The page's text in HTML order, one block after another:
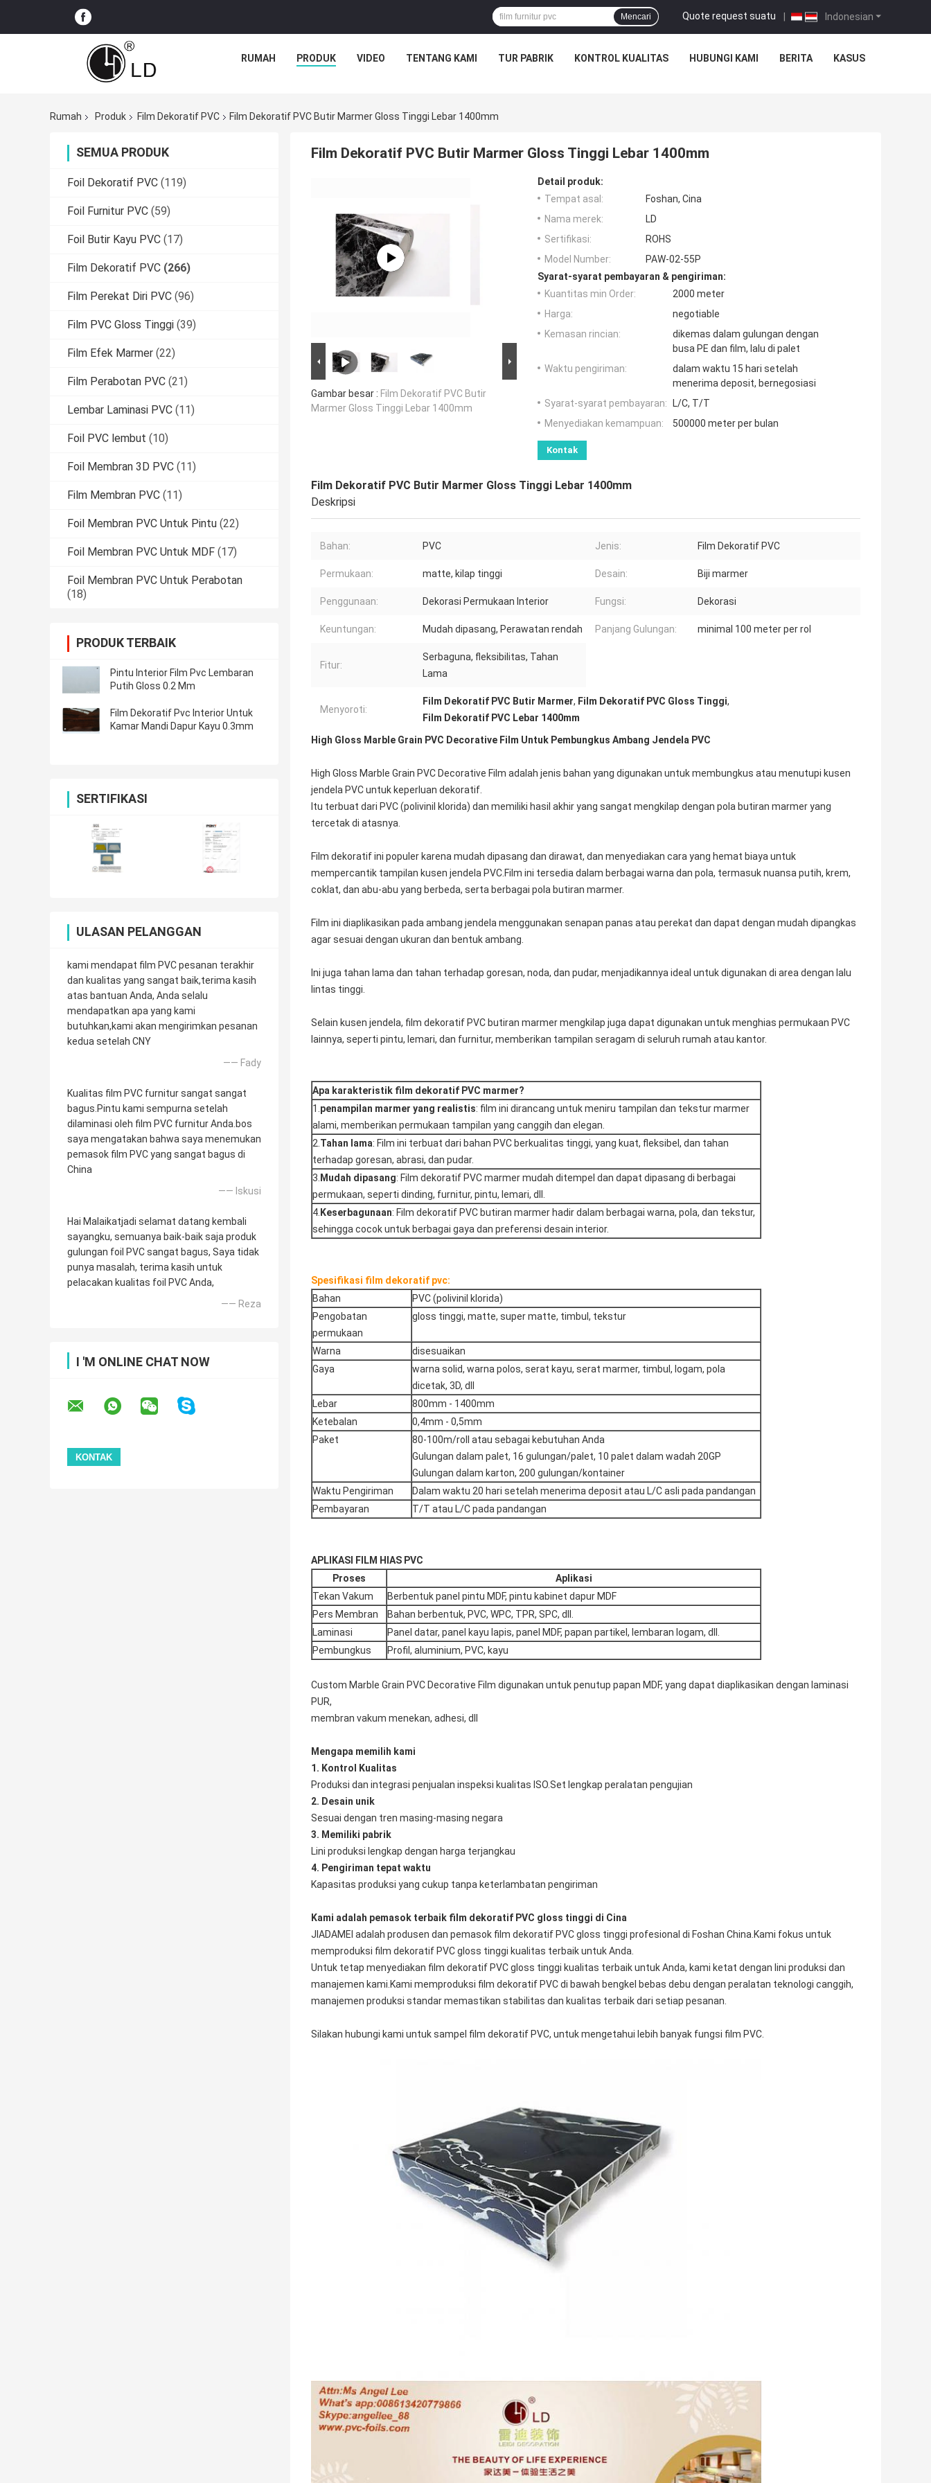
Indonesian
Quote request suatu |
Mencari
RUMAH PRODUK VIDEO TENTANG KAMI TUR PABRIK KONTROL KUALITAS HUBUNGI KAMI BERITA KASUS
Rumah Produk Film Dekoratif PVC Film Dekoratif PVC Butir Marmer Gloss Tinggi Lebar 1400mm
SEMUA PRODUK
Foil Dekoratif PVC (119)
Foil Furnitur PVC (59)
Foil Butir Kayu PVC (17)
Film Dekoratif PVC (266)
Film Perekat Diri PVC (96)
Film PVC Gloss Tinggi (39)
Film Efek Marmer (22)
Film Perabotan PVC (21)
Lembar Laminasi PVC (11)
Foil PVC lembut (10)
Foil Membran 3D PVC (11)
Film Membran PVC (11)
Foil Membran PVC Untuk Pintu (22)
Foil Membran PVC Untuk MDF (17)
Foil Membran PVC Untuk Perabotan
(18)
PRODUK TERBAIK
Pintu Interior Film Pvc Lembaran
Putih Gloss 0.2 Mm
Film Dekoratif Pvc Interior Untuk
Kamar Mandi Dapur Kayu 0.3mm
SERTIFIKASI
ULASAN PELANGGAN
kami mendapat film PVC pesanan terakhir
dan kualitas yang sangat baik,terima kasih
atas bantuan Anda, Anda selalu
mendapatkan apa yang kami
butuhkan,kami akan mengirimkan pesanan
kedua setelah CNY
—— Fady
Kualitas film PVC furnitur sangat sangat
bagus.Pintu kami sempurna setelah
dilaminasi oleh film PVC furnitur Anda.bos
saya mengatakan bahwa saya menemukan
pemasok film PVC yang sangat bagus di
China
—— Iskusi
Hai Malaikatjadi selamat datang kembali
sayangku, semuanya baik-baik saja produk
gulungan foil PVC sangat bagus, Saya tidak
punya masalah, terima kasih untuk
pelacakan kualitas foil PVC Anda,
—— Reza
I 'M ONLINE CHAT NOW
Film Dekoratif PVC Butir Marmer Gloss Tinggi Lebar 1400mm
Gambar besar : Film Dekoratif PVC Butir
Marmer Gloss Tinggi Lebar 1400mm
Detail produk:
Tempat asal:
Foshan, Cina
Nama merek:
LD
Sertifikasi:
ROHS
Model Number:
PAW-02-55P
Syarat-syarat pembayaran & pengiriman:
Kuantitas min Order:
2000 meter
Harga:
negotiable
Kemasan rincian:
dikemas dalam gulungan dengan
busa PE dan film, lalu di palet
Waktu pengiriman:
dalam waktu 15 hari setelah
menerima deposit, bernegosiasi
Syarat-syarat pembayaran:
L/C, T/T
Menyediakan kemampuan:
500000 meter per bulan
Kontak
Film Dekoratif PVC Butir Marmer Gloss Tinggi Lebar 1400mm
Deskripsi
Bahan: PVC Jenis: Film Dekoratif PVC
Permukaan: matte, kilap tinggi Desain: Biji marmer
Penggunaan: Dekorasi Permukaan Interior Fungsi: Dekorasi
Keuntungan: Mudah dipasang, Perawatan rendah Panjang Gulungan: minimal 100 meter per rol
Fitur:
Serbaguna, fleksibilitas, Tahan
Lama
Menyoroti:
Film Dekoratif PVC Butir Marmer, Film Dekoratif PVC Gloss Tinggi,
Film Dekoratif PVC Lebar 1400mm
High Gloss Marble Grain PVC Decorative Film Untuk Pembungkus Ambang Jendela PVC
High Gloss Marble Grain PVC Decorative Film adalah jenis bahan yang digunakan untuk membungkus atau menutupi kusen
jendela PVC untuk keperluan dekoratif.
Itu terbuat dari PVC (polivinil klorida) dan memiliki hasil akhir yang sangat mengkilap dengan pola butiran marmer yang
tercetak di atasnya.
Film dekoratif ini populer karena mudah dipasang dan dirawat, dan menyediakan cara yang hemat biaya untuk
mempercantik tampilan kusen jendela PVC.Film ini tersedia dalam berbagai warna dan pola, termasuk nuansa putih, krem,
coklat, dan abu-abu yang berbeda, serta berbagai pola butiran marmer.
Film ini diaplikasikan pada ambang jendela menggunakan senapan panas atau perekat dan dapat dengan mudah dipangkas
agar sesuai dengan ukuran dan bentuk ambang.
Ini juga tahan lama dan tahan terhadap goresan, noda, dan pudar, menjadikannya ideal untuk digunakan di area dengan lalu
lintas tinggi.
Selain kusen jendela, film dekoratif PVC butiran marmer mengkilap juga dapat digunakan untuk menghias permukaan PVC
lainnya, seperti pintu, lemari, dan furnitur, memberikan tampilan seragam di seluruh rumah atau kantor.
Apa karakteristik film dekoratif PVC marmer?
1.penampilan marmer yang realistis: film ini dirancang untuk meniru tampilan dan tekstur marmer
alami, memberikan permukaan tampilan yang canggih dan elegan.
2.Tahan lama: Film ini terbuat dari bahan PVC berkualitas tinggi, yang kuat, fleksibel, dan tahan
terhadap goresan, abrasi, dan pudar.
3. Mudah dipasang: Film dekoratif PVC marmer mudah ditempel dan dapat dipasang di berbagai
permukaan, seperti dinding, furnitur, pintu, lemari, dll.
4. Keserbagunaan: Film dekoratif PVC butiran marmer hadir dalam berbagai warna, pola, dan tekstur,
sehingga cocok untuk berbagai gaya dan preferensi desain interior.
Spesifikasi film dekoratif pvc:
Bahan
PVC (polivinil klorida)
Pengobatan
permukaan
gloss tinggi, matte, super matte, timbul, tekstur
Warna
disesuaikan
Gaya
warna solid, warna polos, serat kayu, serat marmer, timbul, logam, pola
dicetak, 3D, dll
Lebar
800mm - 1400mm
Ketebalan
0,4mm - 0,5mm
Paket
80-100m/roll atau sebagai kebutuhan Anda
Gulungan dalam palet, 16 gulungan/palet, 10 palet dalam wadah 20GP
Gulungan dalam karton, 200 gulungan/kontainer
Waktu Pengiriman
Dalam waktu 20 hari setelah menerima deposit atau L/C asli pada pandangan
Pembayaran
T/T atau L/C pada pandangan
APLIKASI FILM HIAS PVC
Proses
Aplikasi
Tekan Vakum
Berbentuk panel pintu MDF, pintu kabinet dapur MDF
Pers Membran
Bahan berbentuk, PVC, WPC, TPR, SPC, dll.
Laminasi
Panel datar, panel kayu lapis, panel MDF, papan partikel, lembaran logam, dll.
Pembungkus
Profil, aluminium, PVC, kayu
Custom Marble Grain PVC Decorative Film digunakan untuk penutup papan MDF, yang dapat diaplikasikan dengan laminasi
PUR,
membran vakum menekan, adhesi, dll
Mengapa memilih kami
1. Kontrol Kualitas
Produksi dan integrasi penjualan inspeksi kualitas ISO.Set lengkap peralatan pengujian
2. Desain unik
Sesuai dengan tren masing-masing negara
3. Memiliki pabrik
Lini produksi lengkap dengan harga terjangkau
4. Pengiriman tepat waktu
Kapasitas produksi yang cukup tanpa keterlambatan pengiriman
Kami adalah pemasok terbaik film dekoratif PVC gloss tinggi di Cina
JIADAMEI adalah produsen dan pemasok film dekoratif PVC gloss tinggi profesional di Foshan China.Kami fokus untuk
memproduksi film dekoratif PVC gloss tinggi kualitas terbaik untuk Anda.
Untuk tetap menyediakan film dekoratif PVC gloss tinggi kualitas terbaik untuk Anda, kami ketat dengan lini produksi dan
manajemen kami.Kami memproduksi film dekoratif PVC di bawah bengkel bebas debu dengan peralatan teknologi canggih,
manajemen produksi standar memastikan stabilitas dan kualitas terbaik dari setiap pesanan.
Silakan hubungi kami untuk sampel film dekoratif PVC, untuk mengetahui lebih banyak fungsi film PVC.